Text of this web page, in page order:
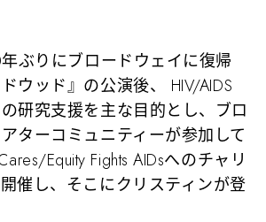
ぶりにブロードウェイに復帰
ウッド』の公演後、 HIV/AIDS
研究支援を主な目的とし、ブロ
ターコミュニティーが参加して
Equity Fights AIDsへのチャリ
催し、そこにクリスティンが登